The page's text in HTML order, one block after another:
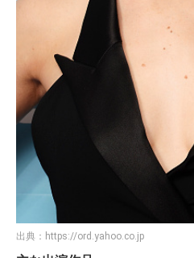
出典： https://ord.yahoo.co.jp